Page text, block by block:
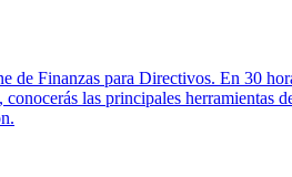
de Finanzas para Directivos. En 30
las principales